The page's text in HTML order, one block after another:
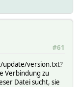
#61
update/version.txt?
Verbindung zu
Datei sucht, sie